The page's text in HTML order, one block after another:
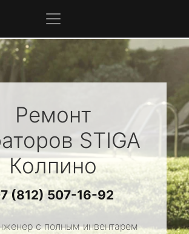
Ремонт
STIGA
Колпино
(812) 507-16-92
с полным инвентарем